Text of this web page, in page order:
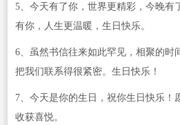
5、今天有了你，世界更精彩，今晚有
有你，人生更温暖，生日快乐。
6、虽然书信往来如此罕见，相聚的时
把我们联系得很紧密。生日快乐！
7、今天是你的生日，祝你生日快乐！
收获喜悦。